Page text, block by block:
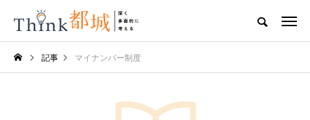
記事 マイナンバー制度